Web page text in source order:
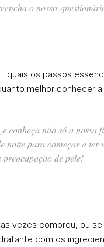
o nosso
quais os passos
melhor conhecer
e conheça não só a nossa
noite para começar a
preocupação de pele!
vezes comprou, ou
com os